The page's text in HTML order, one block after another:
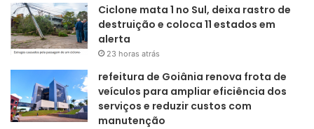
Ciclone mata 1 no Sul, deixa rastro de
destruição e coloca 11 estados em
alerta
23 horas atrás
refeitura de Goiânia renova frota de
veículos para ampliar eficiência dos
serviços e reduzir custos com
manutenção